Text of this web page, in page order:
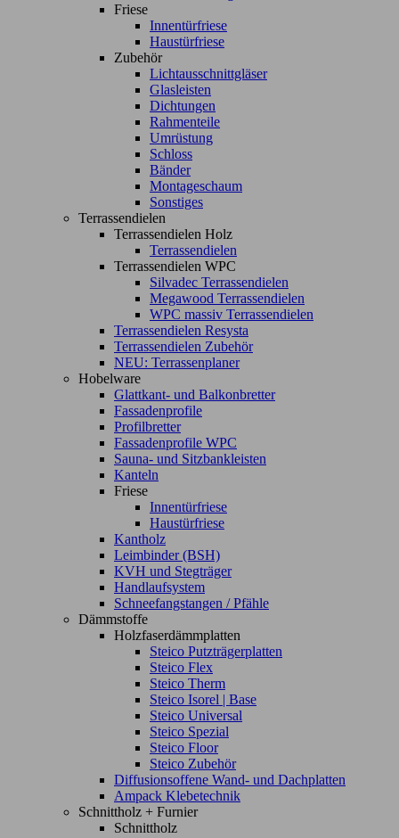
Friese
Innentürfriese
Haustürfriese
Zubehör
Lichtausschnittgläser
Glasleisten
Dichtungen
Rahmenteile
Umrüstung
Schloss
Bänder
Montageschaum
Sonstiges
Terrassendielen
Terrassendielen Holz
Terrassendielen
Terrassendielen WPC
Silvadec Terrassendielen
Megawood Terrassendielen
WPC massiv Terrassendielen
Terrassendielen Resysta
Terrassendielen Zubehör
NEU: Terrassenplaner
Hobelware
Glattkant- und Balkonbretter
Fassadenprofile
Profilbretter
Fassadenprofile WPC
Sauna- und Sitzbankleisten
Kanteln
Friese
Innentürfriese
Haustürfriese
Kantholz
Leimbinder (BSH)
KVH und Stegträger
Handlaufsystem
Schneefangstangen / Pfähle
Dämmstoffe
Holzfaserdämmplatten
Steico Putzträgerplatten
Steico Flex
Steico Therm
Steico Isorel | Base
Steico Universal
Steico Spezial
Steico Floor
Steico Zubehör
Diffusionsoffene Wand- und Dachplatten
Ampack Klebetechnik
Schnittholz + Furnier
Schnittholz